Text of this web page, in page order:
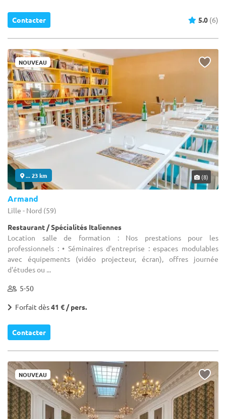
Contacter 5.0 (6)
NOUVEAU
... 23 km (8)
Armand
Lille - Nord (59)
Restaurant / Spécialités Italiennes
Location salle de formation : Nos prestations pour les
professionnels : • Séminaires d'entreprise : espaces modulables
avec équipements (vidéo projecteur, écran), offres journée
d'études ou ...
5-50
Forfait dès41 € / pers.
Contacter
NOUVEAU